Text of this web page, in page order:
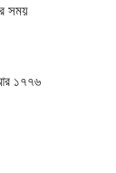
সময়
আর ১৭৭৬